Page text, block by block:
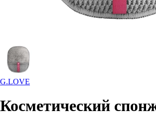
G.LOVE
Косметический